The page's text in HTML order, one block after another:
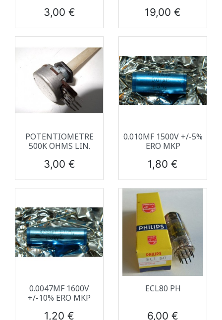
Prix
3,00 € Prix
19,00 €
POTENTIOMETRE
500K OHMS LIN.
Prix
3,00 €
0.010ΜF 1500V +/-5%
ERO MKP
Prix
1,80 €
0.0047ΜF 1600V
+/-10% ERO MKP
Prix
1,20 €
ECL80 PH
Prix
6,00 €